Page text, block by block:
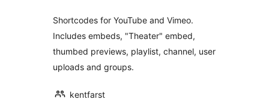
Shortcodes for YouTube and Vimeo.
Includes embeds, "Theater" embed,
thumbed previews, playlist, channel, user
uploads and groups.
kentfarst